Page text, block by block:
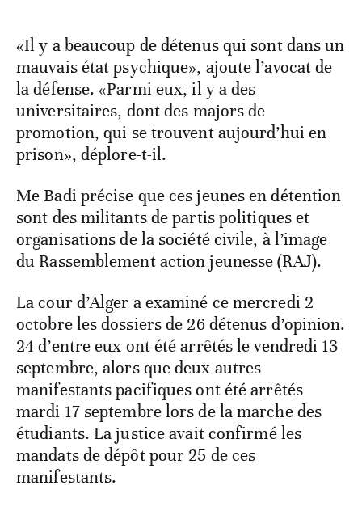
«Il y a beaucoup de détenus qui sont dans un
mauvais état psychique», ajoute l’avocat de
la défense. «Parmi eux, il y a des
universitaires, dont des majors de
promotion, qui se trouvent aujourd’hui en
prison», déplore-t-il.
Me Badi précise que ces jeunes en détention
sont des militants de partis politiques et
organisations de la société civile, à l’image
du Rassemblement action jeunesse (RAJ).
La cour d’Alger a examiné ce mercredi 2
octobre les dossiers de 26 détenus d’opinion.
24 d’entre eux ont été arrêtés le vendredi 13
septembre, alors que deux autres
manifestants pacifiques ont été arrêtés
mardi 17 septembre lors de la marche des
étudiants. La justice avait confirmé les
mandats de dépôt pour 25 de ces
manifestants.